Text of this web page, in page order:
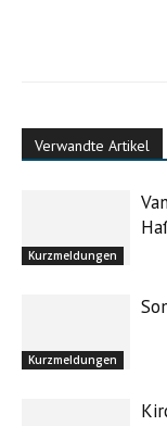
Verwandte Artikel
Kurzmeldungen
Kurzmeldungen